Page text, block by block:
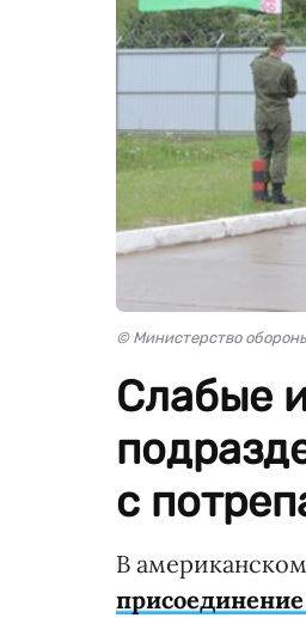
© Министерство
Слабые
с
В